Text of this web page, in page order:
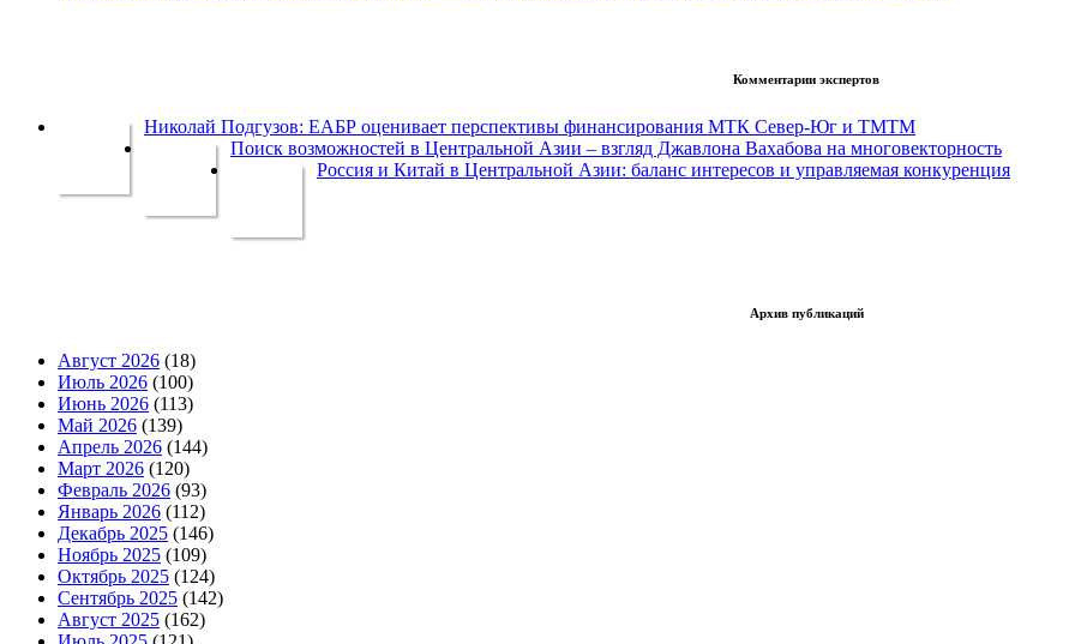
Комментарии экспертов
Николай Подгузов: ЕАБР оценивает перспективы финансирования МТК Север-Юг и ТМТМ
Поиск возможностей в Центральной Азии – взгляд Джавлона Вахабова на многовекторность
Россия и Китай в Центральной Азии: баланс интересов и управляемая конкуренция
Архив публикаций
Август 2026 (18)
Июль 2026 (100)
Июнь 2026 (113)
Май 2026 (139)
Апрель 2026 (144)
Март 2026 (120)
Февраль 2026 (93)
Январь 2026 (112)
Декабрь 2025 (146)
Ноябрь 2025 (109)
Октябрь 2025 (124)
Сентябрь 2025 (142)
Август 2025 (162)